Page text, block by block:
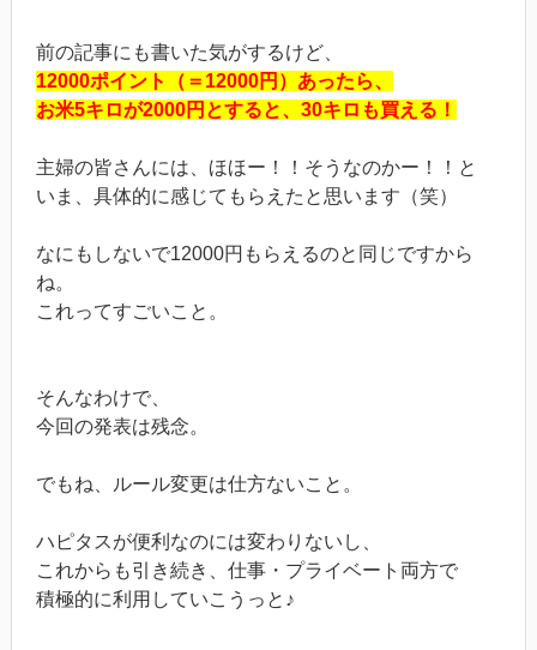
前の記事にも書いた気がするけど、
12000ポイント（＝12000円）あったら、
お米5キロが2000円とすると、30キロも買える！
主婦の皆さんには、ほほー！！そうなのかー！！と
いま、具体的に感じてもらえたと思います（笑）
なにもしないで12000円もらえるのと同じですから
ね。
これってすごいこと。
そんなわけで、
今回の発表は残念。
でもね、ルール変更は仕方ないこと。
ハピタスが便利なのには変わりないし、
これからも引き続き、仕事・プライベート両方で
積極的に利用していこうっと♪